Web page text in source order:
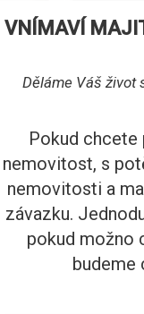
VNÍMAVÍ
Děláme Váš život
Pokud
nemovitost, s
nemovitosti a
závazku.
pokud možno
budeme